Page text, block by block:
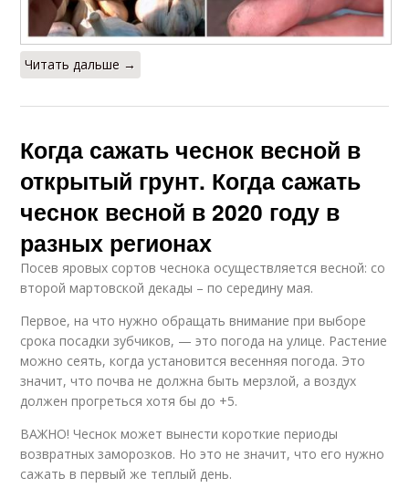
Читать дальше →
Когда сажать чеснок весной в
открытый грунт. Когда сажать
чеснок весной в 2020 году в
разных регионах
Посев яровых сортов чеснока осуществляется весной: со
второй мартовской декады – по середину мая.
Первое, на что нужно обращать внимание при выборе
срока посадки зубчиков, — это погода на улице. Растение
можно сеять, когда установится весенняя погода. Это
значит, что почва не должна быть мерзлой, а воздух
должен прогреться хотя бы до +5.
ВАЖНО! Чеснок может вынести короткие периоды
возвратных заморозков. Но это не значит, что его нужно
сажать в первый же теплый день.